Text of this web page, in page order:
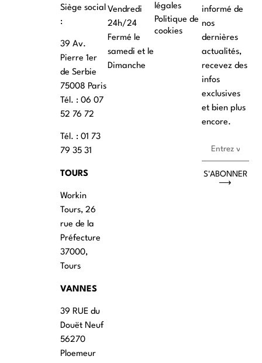
Siège social
:
39 Av.
Pierre 1er
de Serbie
75008 Paris
Tél. : ‭06 07
52 76 72
Tél. : 01 73
79 35 31
TOURS
Workin
Tours, 26
rue de la
Préfecture
37000,
Tours
VANNES
39 RUE du
Douët Neuf
56270
Ploemeur
Vendredi
24h/24
Fermé le
samedi et le
Dimanche
légales
Politique de
cookies
informé de
nos
dernières
actualités,
recevez des
infos
exclusives
et bien plus
encore.
S'ABONNER
⟶